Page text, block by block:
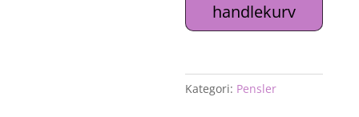
akryl/polygel
No6,
handlekurv
Kategori: Pensler